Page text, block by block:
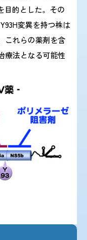
目的とした。その
変異を持つ株は
これらの薬剤を含
療法となる可能性